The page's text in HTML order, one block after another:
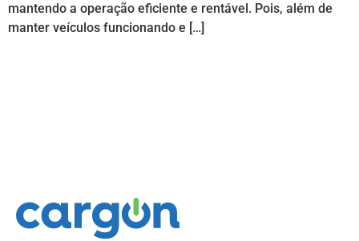
mantendo a operação eficiente e rentável. Pois, além de
manter veículos funcionando e […]